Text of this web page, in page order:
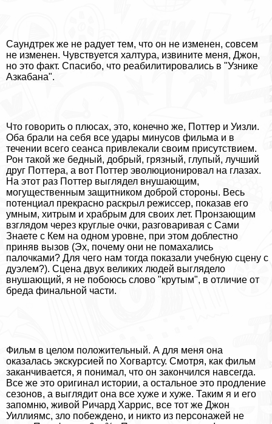
Саундтрек же не радует тем, что он не изменен, совсем
не изменен. Чувствуется халтура, извините меня, Джон,
но это факт. Спасибо, что реабилитировались в "Узнике
Азкабана".
Что говорить о плюсах, это, конечно же, Поттер и Уизли.
Оба брали на себя все удары минусов фильма и в
течении всего сеанса привлекали своим присутствием.
Рон такой же бедный, добрый, грязный, глупый, лучший
друг Поттера, а вот Поттер эволюционировал на глазах.
На этот раз Поттер выглядел внушающим,
могущественным защитником доброй стороны. Весь
потенциал прекрасно раскрыл режиссер, показав его
умным, хитрым и храбрым для своих лет. Пронзающим
взглядом через круглые очки, разговаривая с Сами
Знаете с Кем на одном уровне, при этом доблестно
приняв вызов (Эх, почему они не помахались
палочками? Для чего нам тогда показали учебную сцену с
дуэлем?). Сцена двух великих людей выглядело
внушающий, я не побоюсь слово "крутым", в отличие от
бреда финальной части.
Фильм в целом положительный. А для меня она
оказалась экскурсией по Хогвартсу. Смотря, как фильм
заканчивается, я понимал, что он закончился навсегда.
Все же это оригинал истории, а остальное это продление
сезонов, а выглядит она все хуже и хуже. Таким я и его
запомню, живой Ричард Харрис, все тот же Джон
Уиллиямс, зло побеждено, и никто из персонажей не